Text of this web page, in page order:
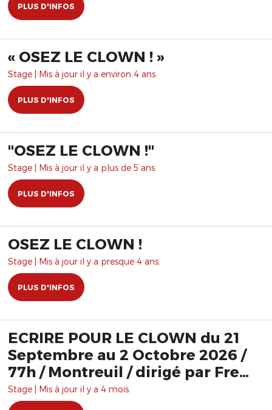
PLUS D'INFOS
« OSEZ LE CLOWN ! »
Stage | Mis à jour il y a environ 4 ans.
PLUS D'INFOS
"OSEZ LE CLOWN !"
Stage | Mis à jour il y a plus de 5 ans.
PLUS D'INFOS
OSEZ LE CLOWN !
Stage | Mis à jour il y a presque 4 ans.
PLUS D'INFOS
ECRIRE POUR LE CLOWN du 21
Septembre au 2 Octobre 2026 /
77h / Montreuil / dirigé par Fred
Robbe
Stage | Mis à jour il y a 4 mois.